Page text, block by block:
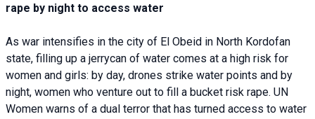
rape by night to access water
As war intensifies in the city of El Obeid in North Kordofan
state, filling up a jerrycan of water comes at a high risk for
women and girls: by day, drones strike water points and by
night, women who venture out to fill a bucket risk rape. UN
Women warns of a dual terror that has turned access to water